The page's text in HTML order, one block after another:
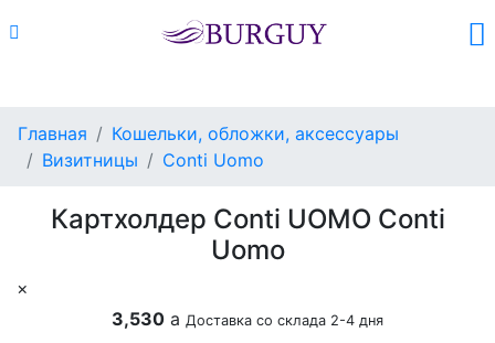
Главная
Кошельки, обложки, аксессуары
Визитницы
Conti Uomo
Картхолдер Conti UOMO Conti
Uomo
×
3,530 a Доставка со склада 2-4 дня